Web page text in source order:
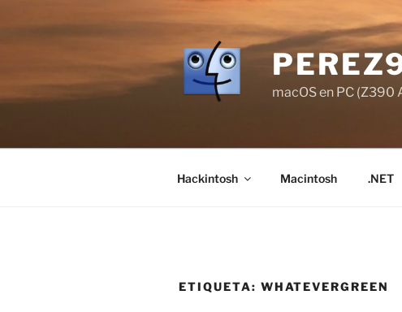
macOS en PC (Z390
Hackintosh Macintosh .NET
ETIQUETA: WHATEVERGREEN